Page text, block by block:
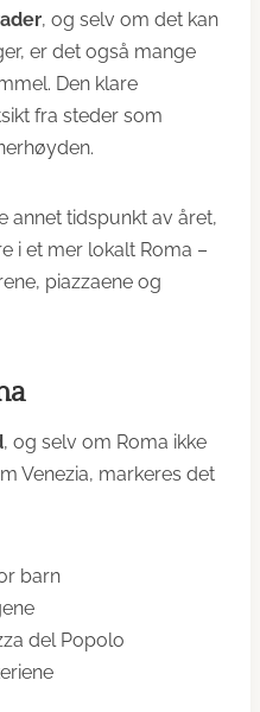
, og selv om det kan
er det også mange
Den klare
fra steder som
annet tidspunkt av året,
i et mer lokalt Roma –
piazzaene og
, og selv om Roma ikke
Venezia, markeres det
barn
del Popolo